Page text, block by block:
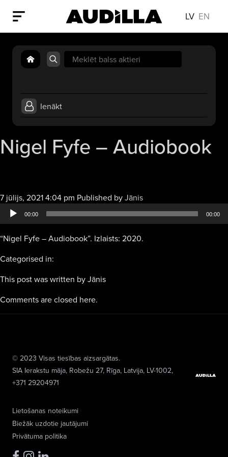
LV EN
Search
for:
Ienākt
Nigel Fyfe – Audiobook
7 jūlijs, 2021 4:04 pm Published byJānisAudio
atskaņotājs
00:00 00:00
“Nigel Fyfe – Audiobook”. Izlaists: 2020.
Categorised in:
This post was written by Jānis
Comments are closed here.
Lietošanas noteikumi
Biežāk uzdotie jautājumi
Privātuma politika
© 2023 Visas tiesības aizsargātas.
SIA Ierakstu māja, Robežu 27, Rīga, Latvija, LV-1002,
+371 29204971